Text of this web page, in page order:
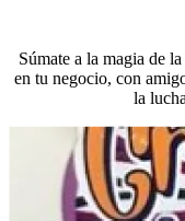
Súmate a la magia de
en tu negocio, con
la